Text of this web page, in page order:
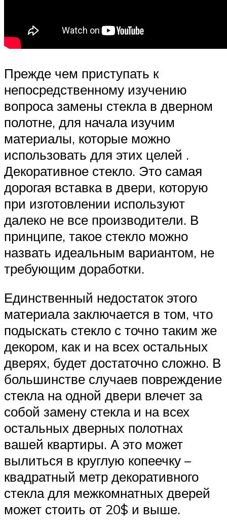
Прежде чем приступать к
непосредственному изучению
вопроса замены стекла в дверном
полотне, для начала изучим
материалы, которые можно
использовать для этих целей .
Декоративное стекло. Это самая
дорогая вставка в двери, которую
при изготовлении используют
далеко не все производители. В
принципе, такое стекло можно
назвать идеальным вариантом, не
требующим доработки.
Единственный недостаток этого
материала заключается в том, что
подыскать стекло с точно таким же
декором, как и на всех остальных
дверях, будет достаточно сложно. В
большинстве случаев повреждение
стекла на одной двери влечет за
собой замену стекла и на всех
остальных дверных полотнах
вашей квартиры. А это может
вылиться в круглую копеечку –
квадратный метр декоративного
стекла для межкомнатных дверей
может стоить от 20$ и выше.